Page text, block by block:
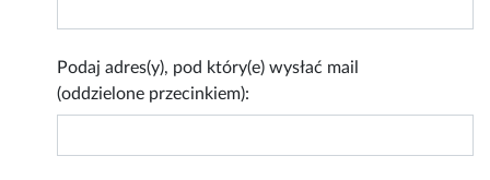
Podaj adres(y), pod który(e) wysłać mail
(oddzielone przecinkiem):